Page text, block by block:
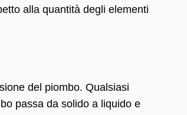
alla quantità degli elementi
del piombo. Qualsiasi
passa da solido a liquido e